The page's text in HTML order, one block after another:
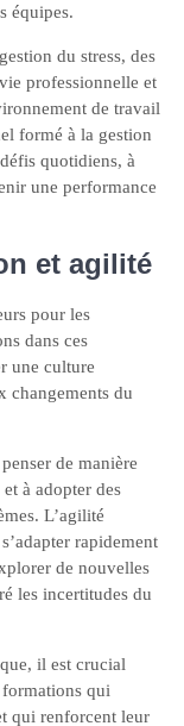
équipes.
du stress, des
professionnelle et
de travail
formé à la gestion
quotidiens, à
une performance
et agilité
pour les
dans ces
une culture
changements du
de manière
à adopter des
L’agilité
rapidement
de nouvelles
les incertitudes du
il est crucial
formations qui
qui renforcent leur